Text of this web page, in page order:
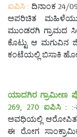
ಐಪಿಸಿ : ದಿನಾಂಕ 24/
ಅಪರಿಚಿತ ಮಹಿಳೆಯು
ಮುಂಡರಗಿ ಗ್ರಾಮದ
ಕೊಟ್ಟು ಆ ಮಗುವಿನ
ಕಂಟೆಯಲ್ಲಿ ಬಿಸಾಕಿ
ಯಾದಗಿರ ಗ್ರಾಮೀಣ
269, 270 ಐಪಿಸಿ :
ಅವಧಿಯಲ್ಲಿ
ಈ ರೋಗ